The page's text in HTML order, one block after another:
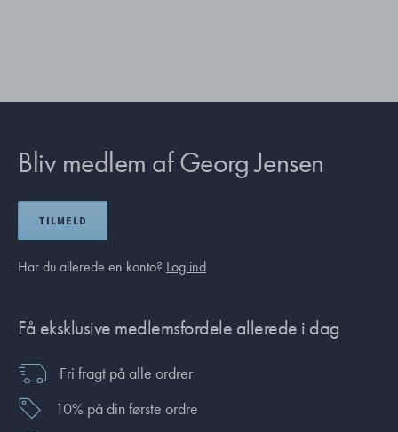
Bliv medlem af Georg Jensen
TILMELD
Har du allerede en konto? Log ind
Få eksklusive medlemsfordele allerede i dag
Fri fragt på alle ordrer
10% på din første ordre